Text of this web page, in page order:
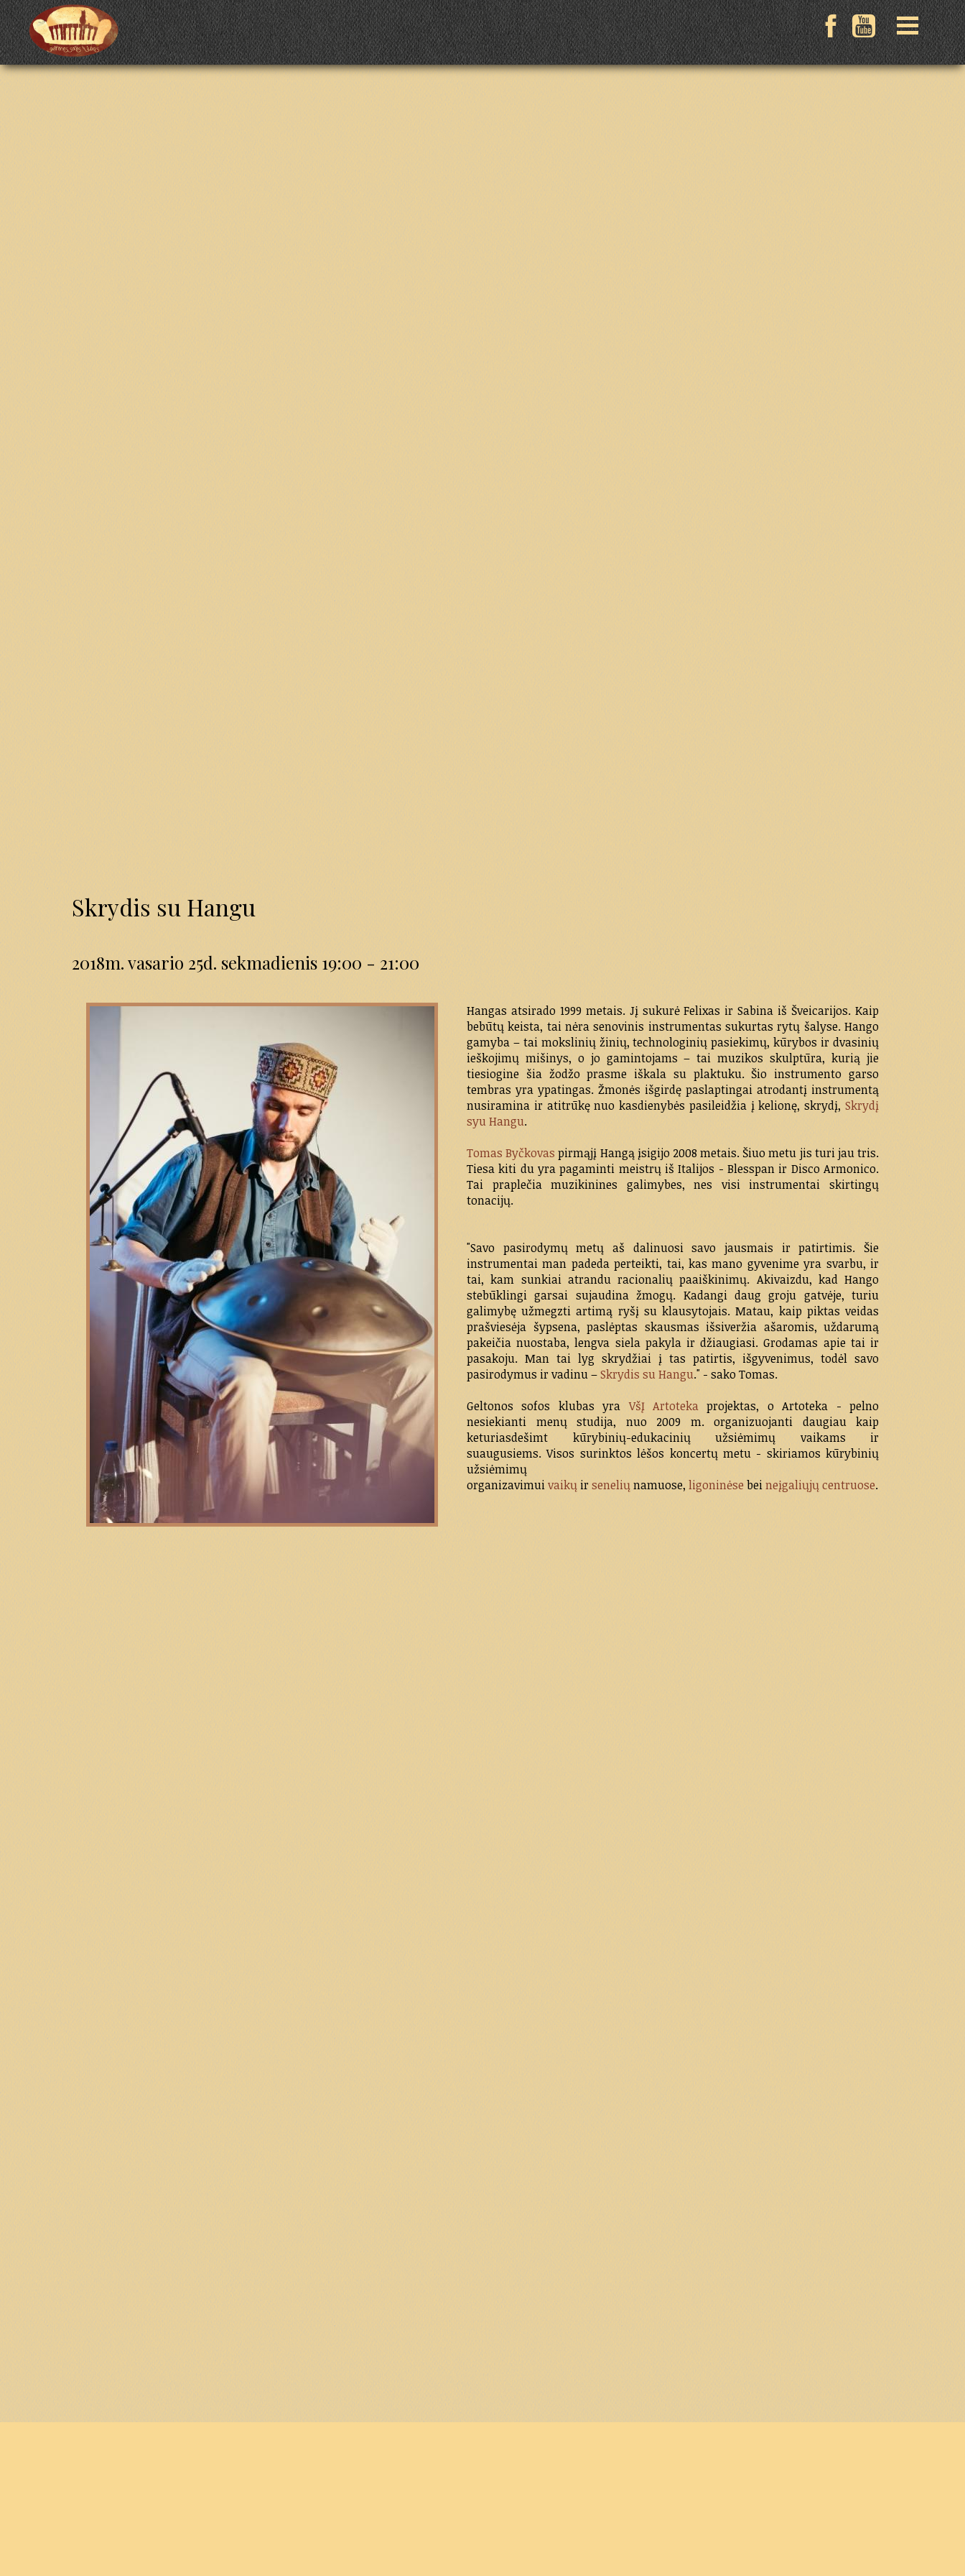
Skrydis su Hangu
2018m. vasario 25d. sekmadienis 19:00 - 21:00
Hangas atsirado 1999 metais. Jį sukurė Felixas ir Sabina iš Šveicarijos. Kaip
bebūtų keista, tai nėra senovinis instrumentas sukurtas rytų šalyse. Hango
gamyba – tai mokslinių žinių, technologinių pasiekimų, kūrybos ir dvasinių
ieškojimų mišinys, o jo gamintojams – tai muzikos skulptūra, kurią jie
tiesiogine šia žodžo prasme iškala su plaktuku. Šio instrumento garso
tembras yra ypatingas. Žmonės išgirdę paslaptingai atrodantį instrumentą
nusiramina ir atitrūkę nuo kasdienybės pasileidžia į kelionę, skrydį, Skrydį
syu Hangu.
Tomas Byčkovas pirmąjį Hangą įsigijo 2008 metais. Šiuo metu jis turi jau tris.
Tiesa kiti du yra pagaminti meistrų iš Italijos - Blesspan ir Disco Armonico.
Tai praplečia muzikinines galimybes, nes visi instrumentai skirtingų
tonacijų.
"Savo pasirodymų metų aš dalinuosi savo jausmais ir patirtimis. Šie
instrumentai man padeda perteikti, tai, kas mano gyvenime yra svarbu, ir
tai, kam sunkiai atrandu racionalių paaiškinimų. Akivaizdu, kad Hango
stebūklingi garsai sujaudina žmogų. Kadangi daug groju gatvėje, turiu
galimybę užmegzti artimą ryšį su klausytojais. Matau, kaip piktas veidas
prašviesėja šypsena, paslėptas skausmas išsiveržia ašaromis, uždarumą
pakeičia nuostaba, lengva siela pakyla ir džiaugiasi. Grodamas apie tai ir
pasakoju. Man tai lyg skrydžiai į tas patirtis, išgyvenimus, todėl savo
pasirodymus ir vadinu –Skrydis su Hangu." - sako Tomas.
Geltonos sofos klubas yraVšĮ Artoteka projektas, o Artoteka - pelno
nesiekianti menų studija, nuo 2009 m. organizuojanti daugiau kaip
keturiasdešimt kūrybinių-edukacinių užsiėmimų vaikams ir
suaugusiems. Visos surinktos lėšos koncertų metu - skiriamos kūrybinių
užsiėmimų
organizavimuivaikų irseneliųnamuose, ligoninėse beineįgaliųjų centruose.